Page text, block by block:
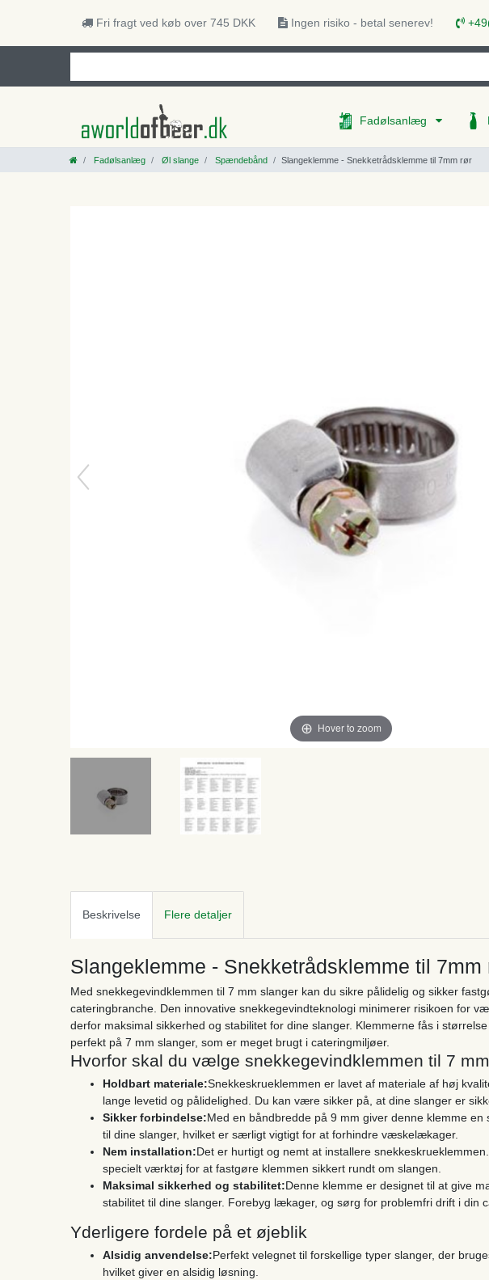
Fri fragt ved køb over 745 DKK Ingen risiko - betal senerev!
Fadølsanlæg
Fadølsanlæg Øl slange Spændebånd Slangeklemme - Snekketrådsklemme til 7mm rør
Hover to zoom
Beskrivelse Flere detaljer
Slangeklemme - Snekketrådsklemme til 7mm
Med snekkegevindklemmen til 7 mm slanger kan du sikre pålidelig og sikker
cateringbranche. Den innovative snekkegevindteknologi minimerer risikoen for
derfor maksimal sikkerhed og stabilitet for dine slanger. Klemmerne fås i
perfekt på 7 mm slanger, som er meget brugt i cateringmiljøer.
Hvorfor skal du vælge snekkegevindklemmen til 7
Holdbart materiale:Snekkeskrueklemmen er lavet af materiale af høj
lange levetid og pålidelighed. Du kan være sikker på, at dine slanger er
Sikker forbindelse:Med en båndbredde på 9 mm giver denne klemme
til dine slanger, hvilket er særligt vigtigt for at forhindre væskelækager.
Nem installation:Det er hurtigt og nemt at installere
specielt værktøj for at fastgøre klemmen sikkert rundt om slangen.
Maksimal sikkerhed og stabilitet:Denne klemme er designet til at give
stabilitet til dine slanger. Forebyg lækager, og sørg for problemfri drift i din
Yderligere fordele på et øjeblik
Alsidig anvendelse:Perfekt velegnet til forskellige typer slanger, der
hvilket giver en alsidig løsning.